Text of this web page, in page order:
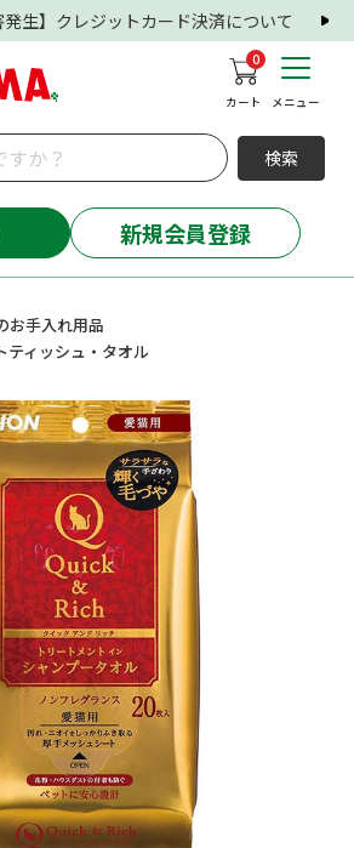
発生】クレジットカード決済について
0
カート メニュー
検索
新規会員登録
お手入れ用品
ティッシュ・タオル